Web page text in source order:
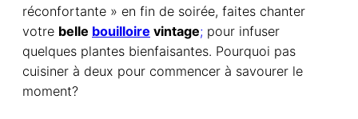
réconfortante » en fin de soirée, faites chanter
votre belle bouilloire vintage; pour infuser
quelques plantes bienfaisantes. Pourquoi pas
cuisiner à deux pour commencer à savourer le
moment?